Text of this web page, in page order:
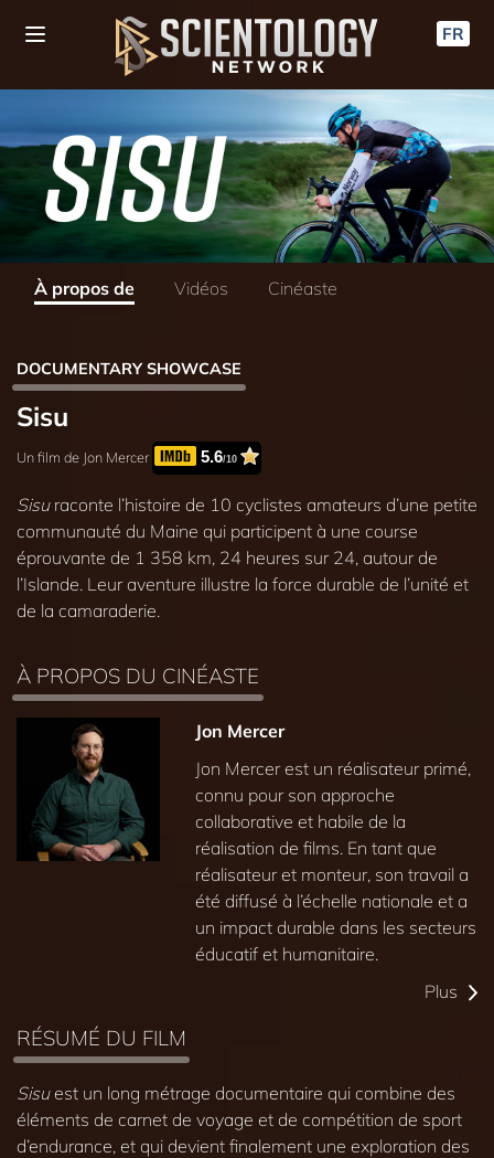
FR
À propos de Vidéos Cinéaste
DOCUMENTARY SHOWCASE
Sisu
Un film de Jon Mercer 5.6/10
Sisuraconte l’histoire de 10 cyclistes amateurs d’une petite
communauté du Maine qui participent à une course
éprouvante de 1 358 km, 24 heures sur 24, autour de
l’Islande. Leur aventure illustre la force durable de l’unité et
de la camaraderie.
À PROPOS DU CINÉASTE
Jon Mercer
Jon Mercer est un réalisateur primé,
connu pour son approche
collaborative et habile de la
réalisation de films. En tant que
réalisateur et monteur, son travail a
été diffusé à l’échelle nationale et a
un impact durable dans les secteurs
éducatif et humanitaire.
Plus
RÉSUMÉ DU FILM
Sisuest un long métrage documentaire qui combine des
éléments de carnet de voyage et de compétition de sport
d’endurance, et qui devient finalement une exploration des